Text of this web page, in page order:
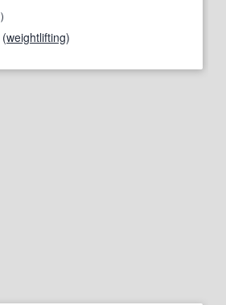
）
(weightlifting)